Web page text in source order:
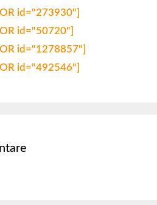
id="273930"]
id="50720"]
id="1278857"]
id="492546"]